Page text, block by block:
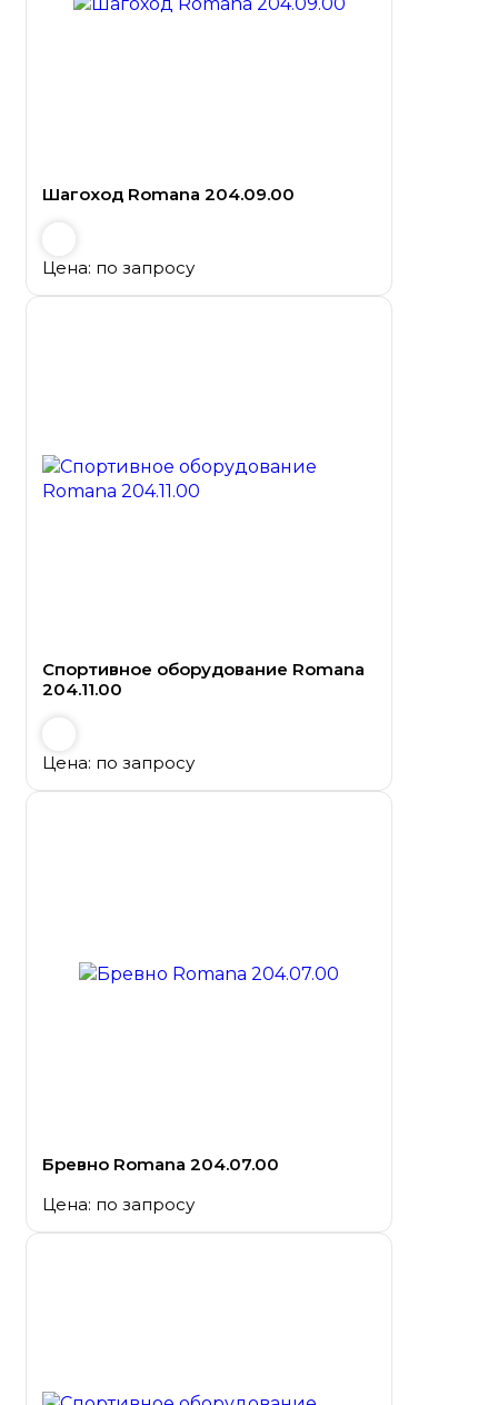
Шагоход Romana 204.09.00
Цена: по запросу
Спортивное оборудование Romana
204.11.00
Цена: по запросу
Бревно Romana 204.07.00
Цена: по запросу